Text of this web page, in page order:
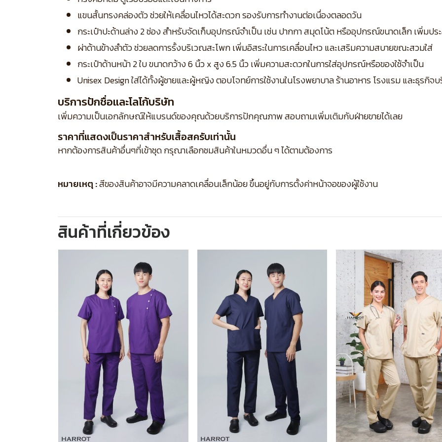
แขนสั้นทรงคล่องตัว ช่วยให้เคลื่อนไหวได้สะดวก รองรับการทำงานต่อเนื่องตลอดวัน
กระเป๋าปะด้านล่าง 2 ช่อง สำหรับจัดเก็บอุปกรณ์จำเป็น เช่น ปากกา สมุดโน้ต หรืออุปกรณ์ขนาดเล็ก เพิ่มปร
ผ่าด้านข้างลำตัว ช่วยลดการรั้งบริเวณสะโพก เพิ่มอิสระในการเคลื่อนไหว และเสริมความสบายขณะสวมใส่
กระเป๋าด้านหน้า 2 ใบ ขนาดกว้าง 6 นิ้ว x สูง 6.5 นิ้ว เพิ่มความสะดวกในการใส่อุปกรณ์หรือของใช้จำเป็น
Unisex Design ใส่ได้ทั้งผู้ชายและผู้หญิง ตอบโจทย์การใช้งานในโรงพยาบาล ร้านอาหาร โรงแรม และธุรกิจ
บริการปักชื่อและโลโก้บริษัท
เพิ่มความเป็นเอกลักษณ์ให้แบรนด์ของคุณด้วยบริการปักคุณภาพ สอบถามเพิ่มเติมกับฝ่ายขายได้เลย
ราคาที่แสดงเป็นราคาสำหรับเสื้อสครับเท่านั้น
หากต้องการสินค้าอื่นๆที่เข้าชุด กรุณาเลือกชมสินค้าในหมวดอื่น ๆ ได้ตามต้องการ
หมายเหตุ :สีของสินค้าอาจมีความคลาดเคลื่อนเล็กน้อย ขึ้นอยู่กับการตั้งค่าหน้าจอของผู้ใช้งาน
สินค้าที่เกี่ยวข้อง